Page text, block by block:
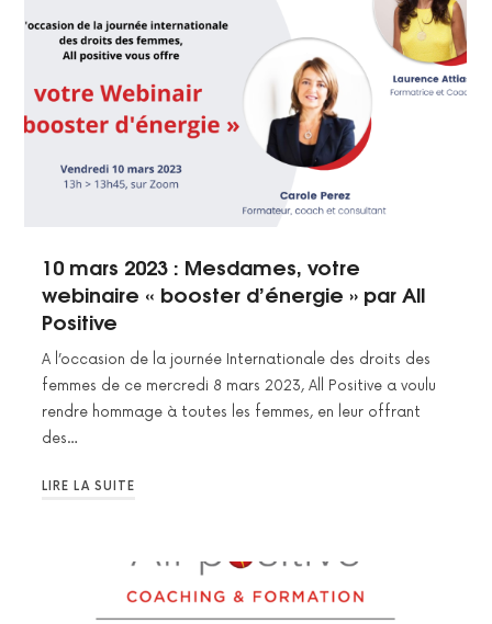
10 mars 2023 : Mesdames, votre
webinaire « booster d’énergie » par All
Positive
A l’occasion de la journée Internationale des droits des
femmes de ce mercredi 8 mars 2023, All Positive a voulu
rendre hommage à toutes les femmes, en leur offrant
des…
LIRE LA SUITE